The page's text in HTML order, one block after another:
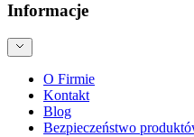
Informacje
O Firmie
Kontakt
Blog
Bezpieczeństwo